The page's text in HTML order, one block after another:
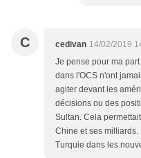
C cedivan 14/02/2019
Je pense pour ma
dans l'OCS n'ont
agiter devant les
décisions ou des
Sultan. Cela
Chine et ses
Turquie dans les